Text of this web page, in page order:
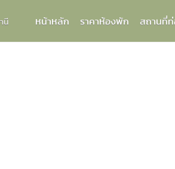
นี หน้าหลัก ราคาห้องพัก สถานที่ท่